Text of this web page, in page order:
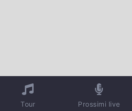
Tour Prossimi live